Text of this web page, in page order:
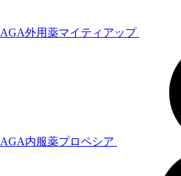
AGA外用薬マイティアップ
AGA内服薬プロペシア